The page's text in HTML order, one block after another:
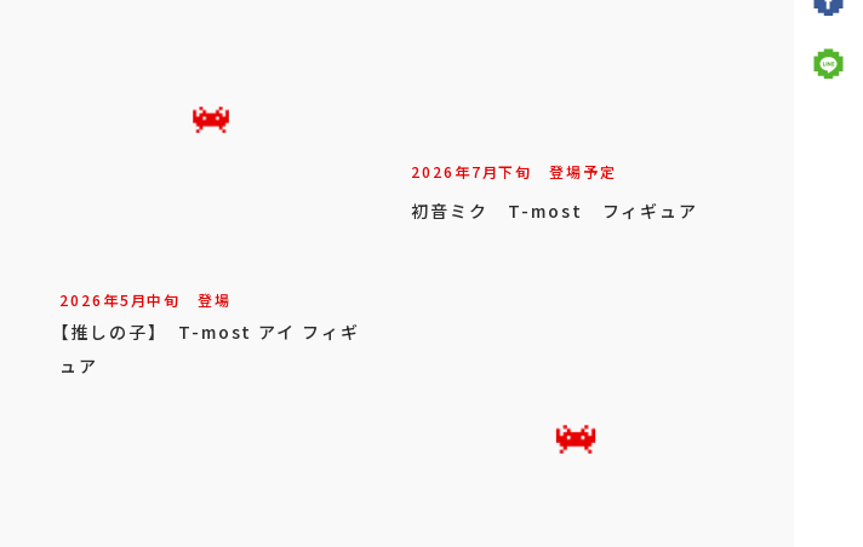
2026年5月中旬 登場
【推しの子】 T-most アイ フィギ
ュア
2026年7月下旬 登場予定
初音ミク T-most フィギュア